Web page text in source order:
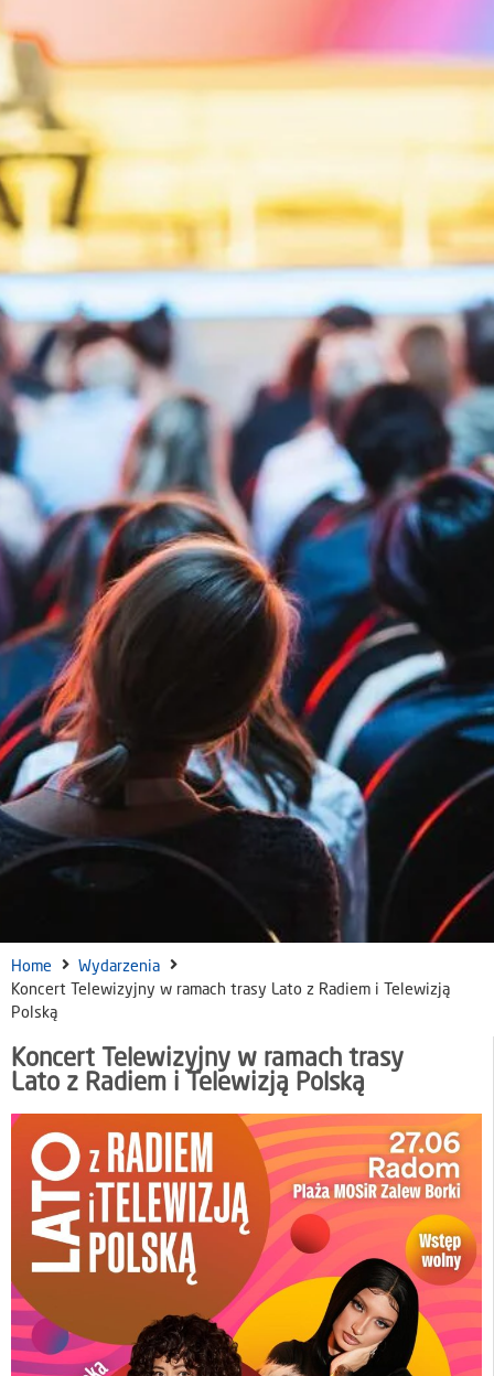
Home
Wydarzenia
Koncert Telewizyjny w ramach trasy Lato z Radiem i Telewizją
Polską
Koncert Telewizyjny w ramach trasy
Lato z Radiem i Telewizją Polską